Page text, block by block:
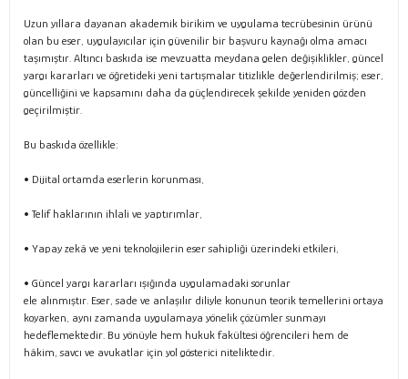
Uzun yıllara dayanan akademik birikim ve uygulama tecrübesinin ürünü
olan bu eser, uygulayıcılar için güvenilir bir başvuru kaynağı olma amacı
taşımıştır. Altıncı baskıda ise mevzuatta meydana gelen değişiklikler, güncel
yargı kararları ve öğretideki yeni tartışmalar titizlikle değerlendirilmiş; eser,
güncelliğini ve kapsamını daha da güçlendirecek şekilde yeniden gözden
geçirilmiştir.
Bu baskıda özellikle:
• Dijital ortamda eserlerin korunması,
• Telif haklarının ihlali ve yaptırımlar,
• Yapay zekâ ve yeni teknolojilerin eser sahipliği üzerindeki etkileri,
• Güncel yargı kararları ışığında uygulamadaki sorunlar
ele alınmıştır. Eser, sade ve anlaşılır diliyle konunun teorik temellerini ortaya
koyarken, aynı zamanda uygulamaya yönelik çözümler sunmayı
hedeflemektedir. Bu yönüyle hem hukuk fakültesi öğrencileri hem de
hâkim, savcı ve avukatlar için yol gösterici niteliktedir.